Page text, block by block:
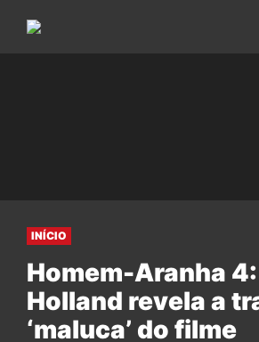
INÍCIO
Homem-Aranha
Holland revela a
‘maluca’ do filme